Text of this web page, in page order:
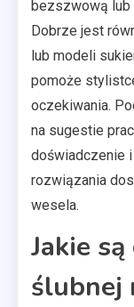
bezszwową lub
Dobrze jest
lub modeli
pomoże
oczekiwania.
na sugestie
doświadczenie
rozwiązania
wesela.
Jakie
ślubnej